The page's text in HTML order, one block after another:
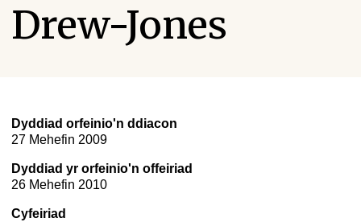
Drew-Jones
Dyddiad orfeinio'n ddiacon
27 Mehefin 2009
Dyddiad yr orfeinio'n offeiriad
26 Mehefin 2010
Cyfeiriad